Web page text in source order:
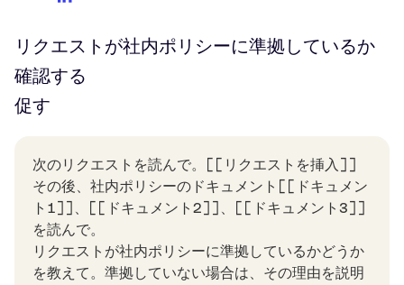
リクエストが社内ポリシーに準拠しているか
確認する
促す
次のリクエストを読んで。[[リクエストを挿入]]
その後、社内ポリシーのドキュメント[[ドキュメン
ト1]]、[[ドキュメント2]]、[[ドキュメント3]]
を読んで。
リクエストが社内ポリシーに準拠しているかどうか
を教えて。準拠していない場合は、その理由を説明